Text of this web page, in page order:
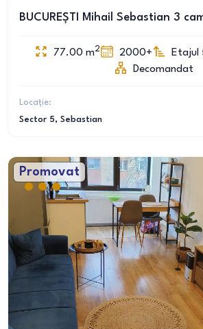
BUCUREȘTI Mihail Sebastian 3
77.00 m2 2000+ Etajul
Decomandat
Locație:
Sector 5, Sebastian
Promovat